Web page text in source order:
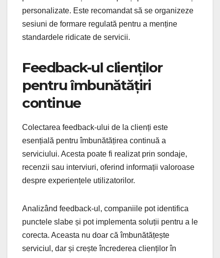
personalizate. Este recomandat să se organizeze
sesiuni de formare regulată pentru a menține
standardele ridicate de servicii.
Feedback-ul clienților
pentru îmbunătățiri
continue
Colectarea feedback-ului de la clienți este
esențială pentru îmbunătățirea continuă a
serviciului. Acesta poate fi realizat prin sondaje,
recenzii sau interviuri, oferind informații valoroase
despre experiențele utilizatorilor.
Analizând feedback-ul, companiile pot identifica
punctele slabe și pot implementa soluții pentru a le
corecta. Aceasta nu doar că îmbunătățește
serviciul, dar și crește încrederea clienților în